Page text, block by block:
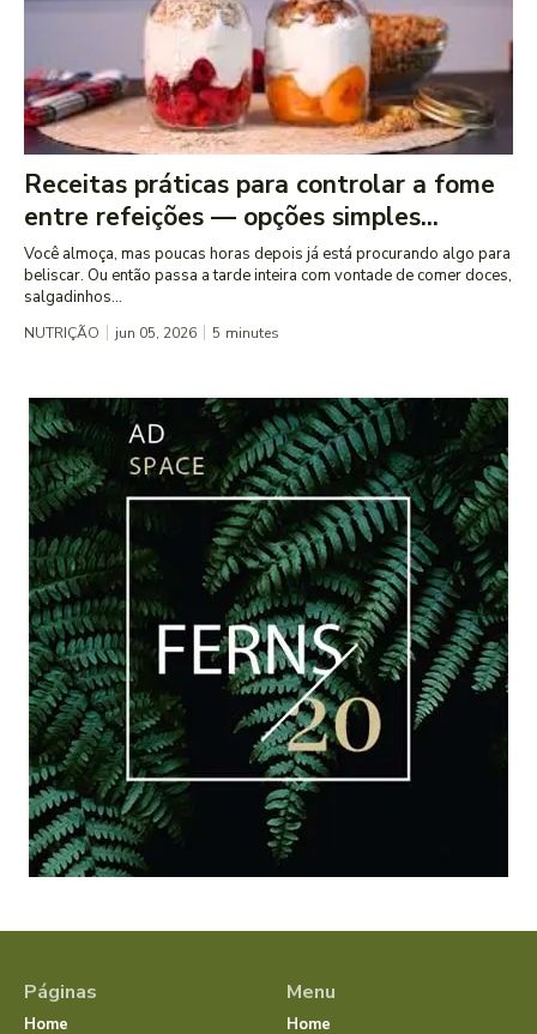
Receitas práticas para controlar a fome
entre refeições — opções simples...
Você almoça, mas poucas horas depois já está procurando algo para
beliscar. Ou então passa a tarde inteira com vontade de comer doces,
salgadinhos...
NUTRIÇÃO jun 05, 2026 5 minutes
Páginas
Home
Menu
Home